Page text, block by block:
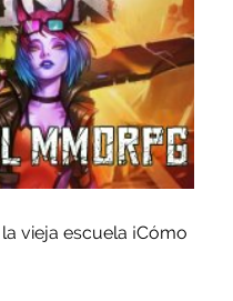
vieja escuela ¡Cómo